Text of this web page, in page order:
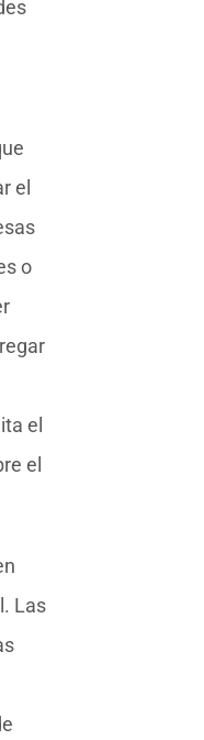
el
o
el
el
Las